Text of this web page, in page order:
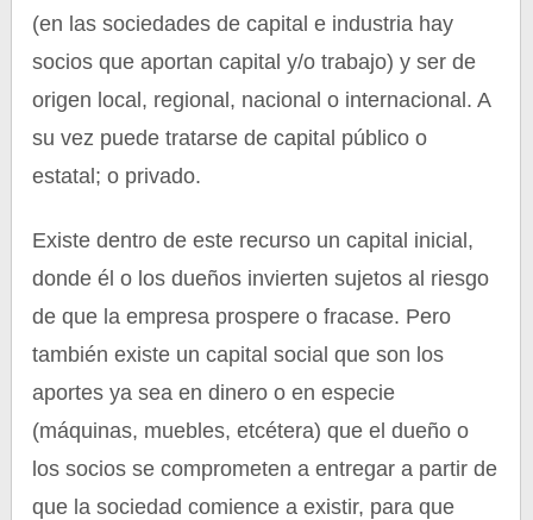
(en las sociedades de capital e industria hay
socios que aportan capital y/o trabajo) y ser de
origen local, regional, nacional o internacional. A
su vez puede tratarse de capital público o
estatal; o privado.
Existe dentro de este recurso un capital inicial,
donde él o los dueños invierten sujetos al riesgo
de que la empresa prospere o fracase. Pero
también existe un capital social que son los
aportes ya sea en dinero o en especie
(máquinas, muebles, etcétera) que el dueño o
los socios se comprometen a entregar a partir de
que la sociedad comience a existir, para que